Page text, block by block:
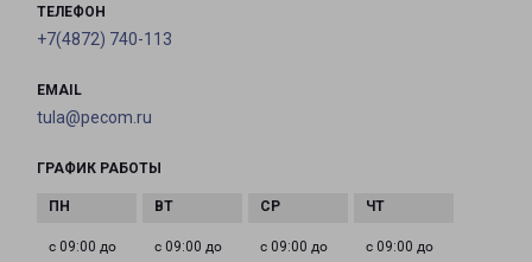
ТЕЛЕФОН
+7(4872) 740-113
EMAIL
tula@pecom.ru
ГРАФИК РАБОТЫ
с 09:00 до
с 09:00 до
с 09:00 до
с 09:00 до